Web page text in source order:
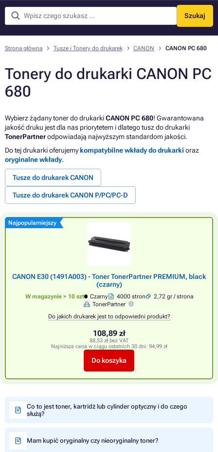
Szukaj
Menu
Strona główna Tusze i Tonery do drukarek CANON CANON PC 680
Tonery do drukarki CANON PC
680
Wybierz żądany toner do drukarkiCANON PC 680! Gwarantowana
jakość druku jest dla nas priorytetem i dlatego tusz do drukarki
TonerPartnerodpowiadają najwyższym standardom jakości.
Do tej drukarki oferujemykompatybilne wkłady do drukarki oraz
oryginalne wkłady.
Tusze do drukarek CANON
Tusze do drukarek CANON P/PC/PC-D
Najpopularniejszy
CANON E30 (1491A003) - Toner TonerPartner PREMIUM, black
(czarny)
W magazynie > 10 szt Czarny 4000 stron
2,72 gr / strona
TonerPartner
Do jakich drukarek jest to odpowiedni produkt?
108,89 zł
88,53 zł bez VAT
Najniższa cena w ciągu ostatnich 30 dni: 94,99 zł
Do koszyka
Co to jest toner, kartridż lub cylinder optyczny i do czego
służą?
Mam kupić oryginalny czy nieoryginalny toner?